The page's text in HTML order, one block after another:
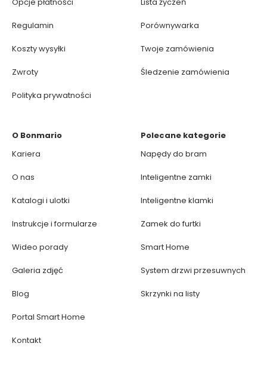
Regulamin
Koszty wysyłki
Zwroty
Polityka prywatności
Porównywarka
Twoje zamówienia
Śledzenie zamówienia
O Bonmario
Kariera
O nas
Katalogi i ulotki
Instrukcje i formularze
Wideo porady
Galeria zdjęć
Blog
Portal Smart Home
Kontakt
Polecane kategorie
Napędy do bram
Inteligentne zamki
Inteligentne klamki
Zamek do furtki
Smart Home
System drzwi przesuwnych
Skrzynki na listy